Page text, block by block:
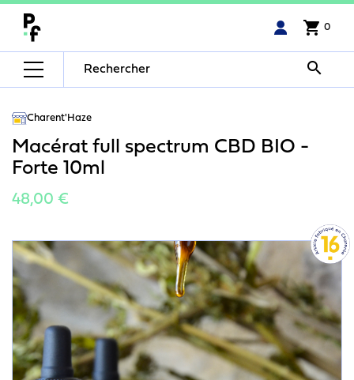
shopping_cart 0

Charent'Haze
Macérat full spectrum CBD BIO -
Forte 10ml
48,00 €